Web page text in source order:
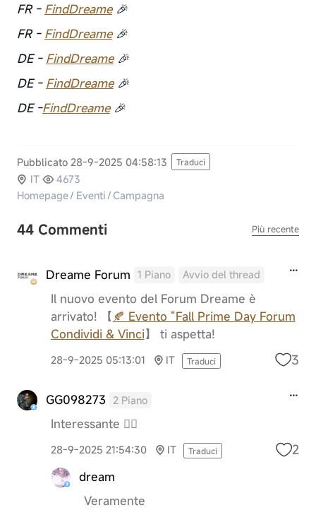
FR - FindDreame🎉
FR - FindDreame🎉
DE - FindDreame🎉
DE - FindDreame🎉
DE -FindDreame🎉
Pubblicato 28-9-2025 04:58:13 Traduci
IT
4673
Homepage/ Eventi/ Campagna
44 Commenti Più recente
Dreame Forum 1 Piano Avvio del thread
Il nuovo evento del Forum Dreame è
arrivato! 【🍂 Evento “Fall Prime Day Forum
Condividi & Vinci】 ti aspetta!
28-9-2025 05:13:01 IT Traduci 3
GG098273 2 Piano
Interessante 👌🏻
28-9-2025 21:54:30 IT Traduci 2
dream
Veramente